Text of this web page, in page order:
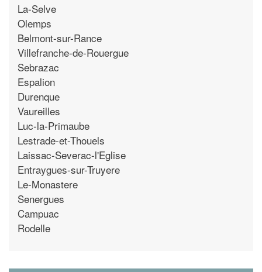
La-Selve
Olemps
Belmont-sur-Rance
Villefranche-de-Rouergue
Sebrazac
Espalion
Durenque
Vaureilles
Luc-la-Primaube
Lestrade-et-Thouels
Laissac-Severac-l'Eglise
Entraygues-sur-Truyere
Le-Monastere
Senergues
Campuac
Rodelle